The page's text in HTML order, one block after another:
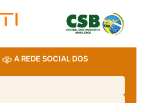
A REDE SOCIAL DOS